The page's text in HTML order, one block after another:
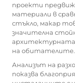
проекти
материали в
стъкло, макар
значителна
на обитателите.
Анализът на
показва